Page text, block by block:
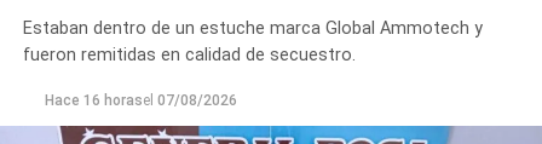
Estaban dentro de un estuche marca Global Ammotech y
fueron remitidas en calidad de secuestro.
Hace 16 horasel 07/08/2026